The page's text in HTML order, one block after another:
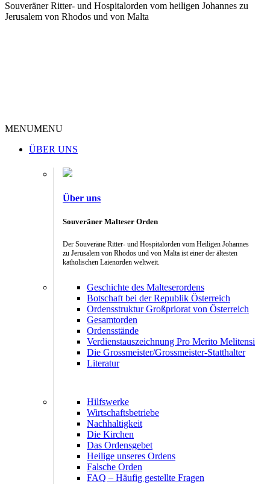
Souveräner Ritter- und Hospitalorden vom heiligen Johannes zu
Jerusalem von Rhodos und von Malta
MENUMENU
ÜBER UNS
Über uns
Souveräner Malteser Orden
Der Souveräne Ritter- und Hospitalorden vom Heiligen Johannes
zu Jerusalem von Rhodos und von Malta ist einer der ältesten
katholischen Laienorden weltweit.
Geschichte des Malteserordens
Botschaft bei der Republik Österreich
Ordensstruktur Großpriorat von Österreich
Gesamtorden
Ordensstände
Verdienstauszeichnung Pro Merito Melitensi
Die Grossmeister/Grossmeister-Statthalter
Literatur
Hilfswerke
Wirtschaftsbetriebe
Nachhaltigkeit
Die Kirchen
Das Ordensgebet
Heilige unseres Ordens
Falsche Orden
FAQ – Häufig gestellte Fragen